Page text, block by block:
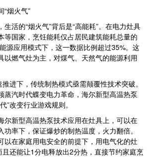
烟火气”
活的“烟火气”背后是“高能耗”。在电力灶具
等国家，烹饪能耗仅占居民建筑能耗总量的
源应用模式下，这一数据比例超过35%。这
以燃气灶为主，对煤气、天然气的能源利用
进下，传统制热模式亟需颠覆性技术突破。
蒸汽时代蝶变电力革命，海尔新型高温热泵
”改变行业游戏规则。
新型高温热泵技术应用在灶具上，可以在
率下，保证爆炒的制热温度，火力翻倍。
以在家庭用电安全的前提下，用电气化的灶
且还能让1分电释放出2分热，直接节约家庭烹